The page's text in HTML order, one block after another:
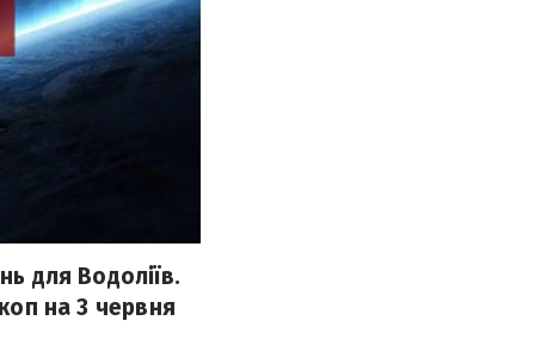
для Водоліїв.
на 3 червня